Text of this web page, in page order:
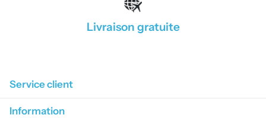
Livraison gratuite
Service client
Information